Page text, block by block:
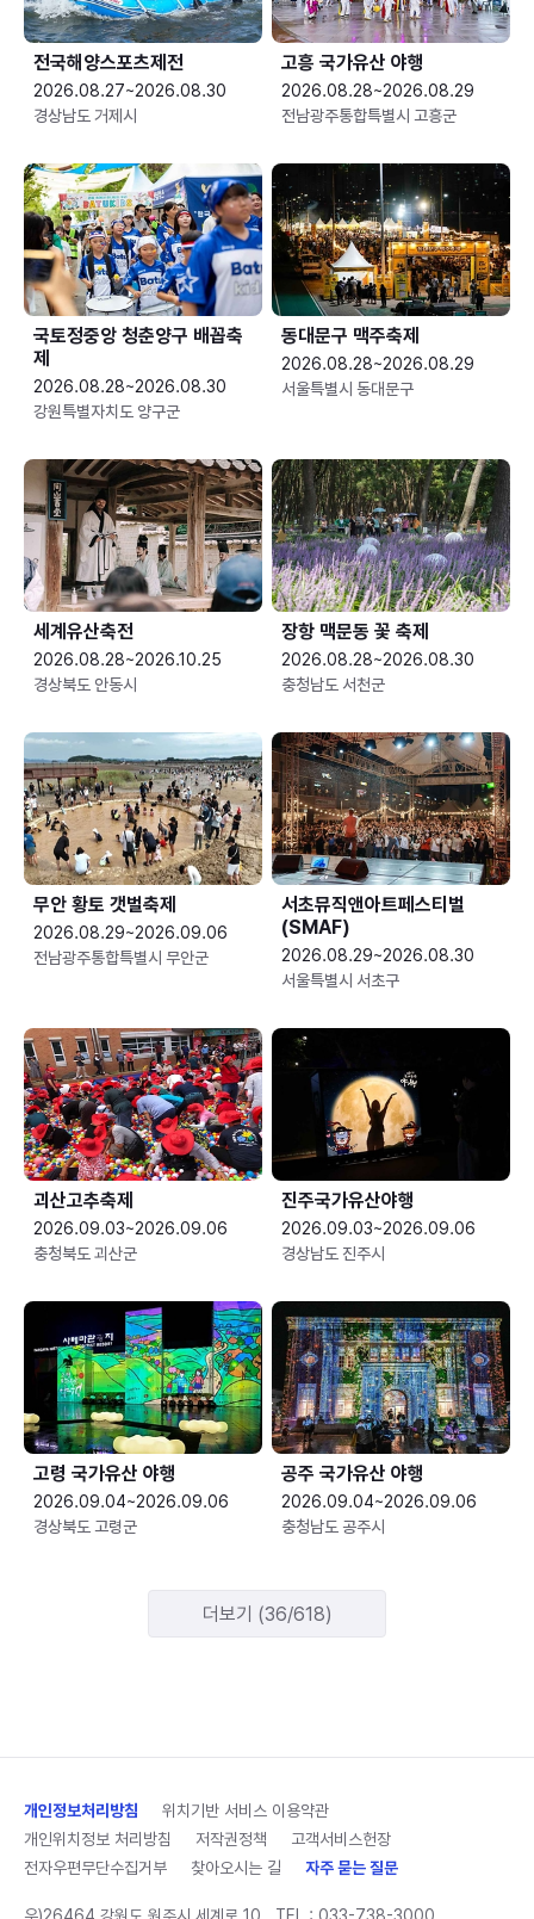
전국해양스포츠제전
2026.08.27~2026.08.30
경상남도 거제시
고흥 국가유산 야행
2026.08.28~2026.08.29
전남광주통합특별시 고흥군
국토정중앙 청춘양구 배꼽축
제
2026.08.28~2026.08.30
강원특별자치도 양구군
동대문구 맥주축제
2026.08.28~2026.08.29
서울특별시 동대문구
세계유산축전
2026.08.28~2026.10.25
경상북도 안동시
장항 맥문동 꽃 축제
2026.08.28~2026.08.30
충청남도 서천군
무안 황토 갯벌축제
2026.08.29~2026.09.06
전남광주통합특별시 무안군
서초뮤직앤아트페스티벌
(SMAF)
2026.08.29~2026.08.30
서울특별시 서초구
괴산고추축제
2026.09.03~2026.09.06
충청북도 괴산군
진주국가유산야행
2026.09.03~2026.09.06
경상남도 진주시
고령 국가유산 야행
2026.09.04~2026.09.06
경상북도 고령군
공주 국가유산 야행
2026.09.04~2026.09.06
충청남도 공주시
더보기 (36/618)
개인정보처리방침
위치기반 서비스 이용약관
개인위치정보 처리방침
저작권정책
고객서비스헌장
전자우편무단수집거부
찾아오시는 길 자주 묻는 질문